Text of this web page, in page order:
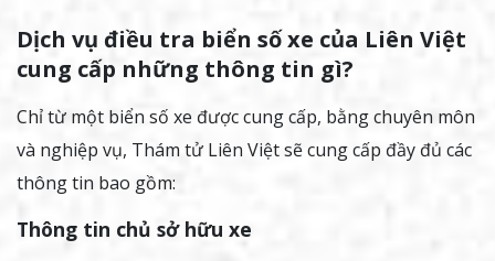
Dịch vụ điều tra biển số xe của Liên Việt
cung cấp những thông tin gì?
Chỉ từ một biển số xe được cung cấp, bằng chuyên môn
và nghiệp vụ, Thám tử Liên Việt sẽ cung cấp đầy đủ các
thông tin bao gồm:
Thông tin chủ sở hữu xe